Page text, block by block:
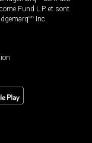
Fund L.P. et sont
MD Inc.